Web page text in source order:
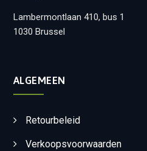
Lambermontlaan 410, bus 1
1030 Brussel
ALGEMEEN
Retourbeleid
Verkoopsvoorwaarden